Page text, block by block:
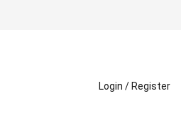
Login / Register